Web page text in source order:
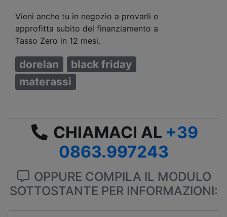
Vieni anche tu in negozio a provarli e
approfitta subito del finanziamento a
Tasso Zero in 12 mesi.
dorelan
black friday
materassi
CHIAMACI AL +39
0863.997243
OPPURE COMPILA IL MODULO
SOTTOSTANTE PER INFORMAZIONI: